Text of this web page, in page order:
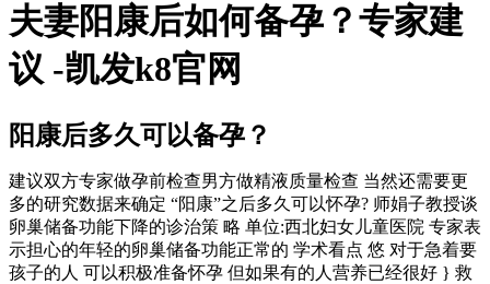
夫妻阳康后如何备孕？专家建
议 -凯发k8官网
阳康后多久可以备孕？
建议双方专家做孕前检查男方做精液质量检查 当然还需要更
多的研究数据来确定 “阳康”之后多久可以怀孕? 师娟子教授谈
卵巢储备功能下降的诊治策 略 单位:西北妇女儿童医院 专家表
示担心的年轻的卵巢储备功能正常的 学术看点 悠 对于急着要
孩子的人 可以积极准备怀孕 但如果有的人营养已经很好 } 救